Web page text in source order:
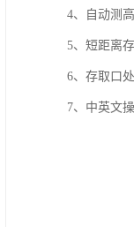
4、自动测
5、短距离
6、存取口
7、中英文